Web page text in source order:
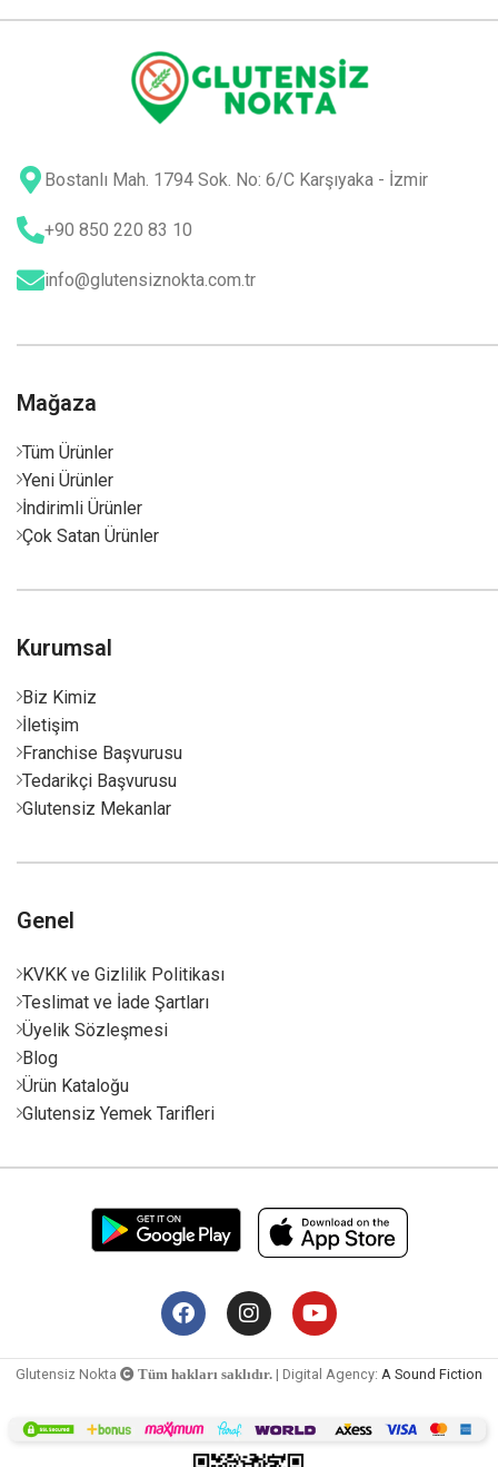
Bostanlı Mah. 1794 Sok. No: 6/C Karşıyaka - İzmir
+90 850 220 83 10
info@glutensiznokta.com.tr
Mağaza
Tüm Ürünler
Yeni Ürünler
İndirimli Ürünler
Çok Satan Ürünler
Kurumsal
Biz Kimiz
İletişim
Franchise Başvurusu
Tedarikçi Başvurusu
Glutensiz Mekanlar
Genel
KVKK ve Gizlilik Politikası
Teslimat ve İade Şartları
Üyelik Sözleşmesi
Blog
Ürün Kataloğu
Glutensiz Yemek Tarifleri
Glutensiz Nokta Tüm hakları saklıdır. | Digital Agency: A Sound Fiction